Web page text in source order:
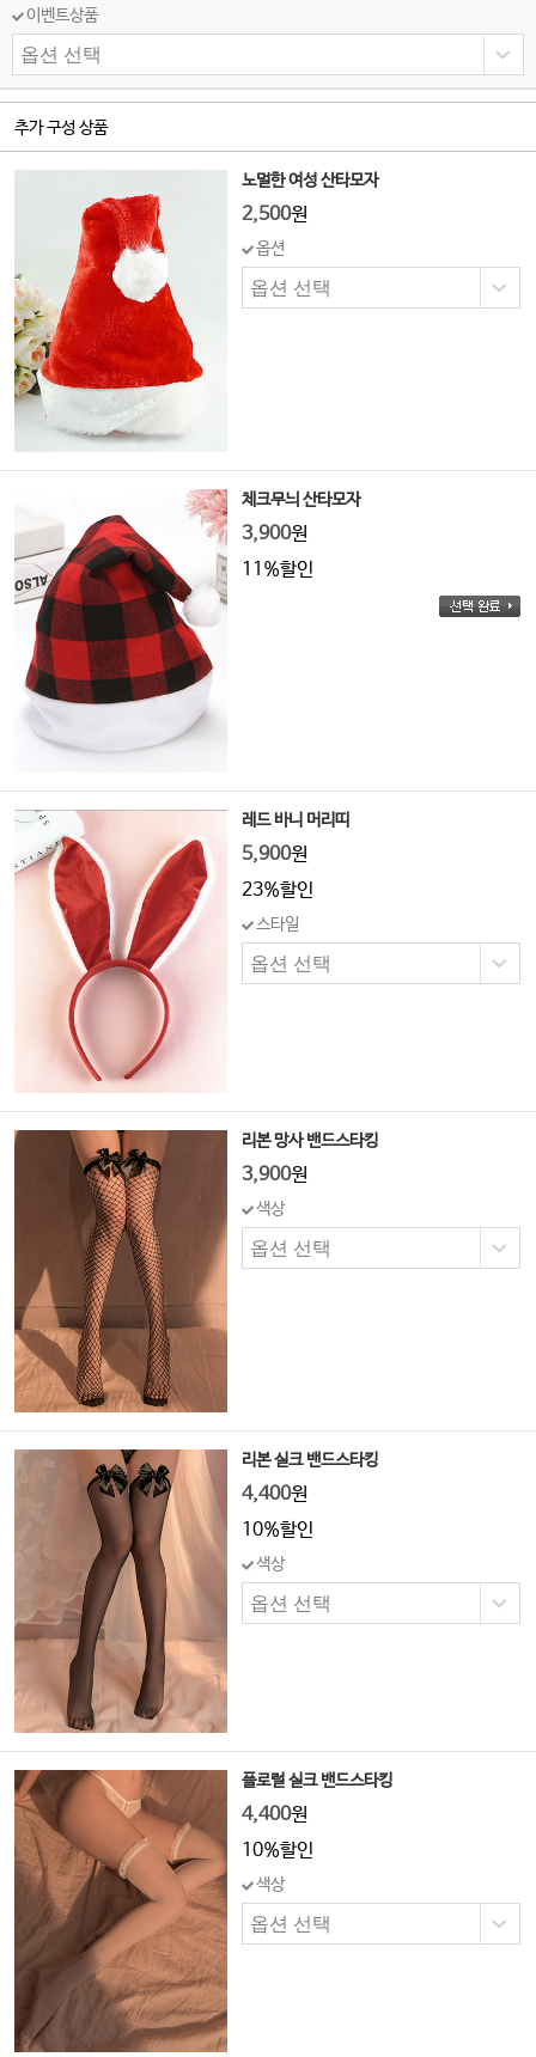
이벤트상품
추가 구성 상품
노멀한 여성 산타모자
2,500원
옵션
체크무늬 산타모자
3,900원
11%할인
레드 바니 머리띠
5,900원
23%할인
스타일
리본 망사 밴드스타킹
3,900원
색상
리본 실크 밴드스타킹
4,400원
10%할인
색상
플로럴 실크 밴드스타킹
4,400원
10%할인
색상